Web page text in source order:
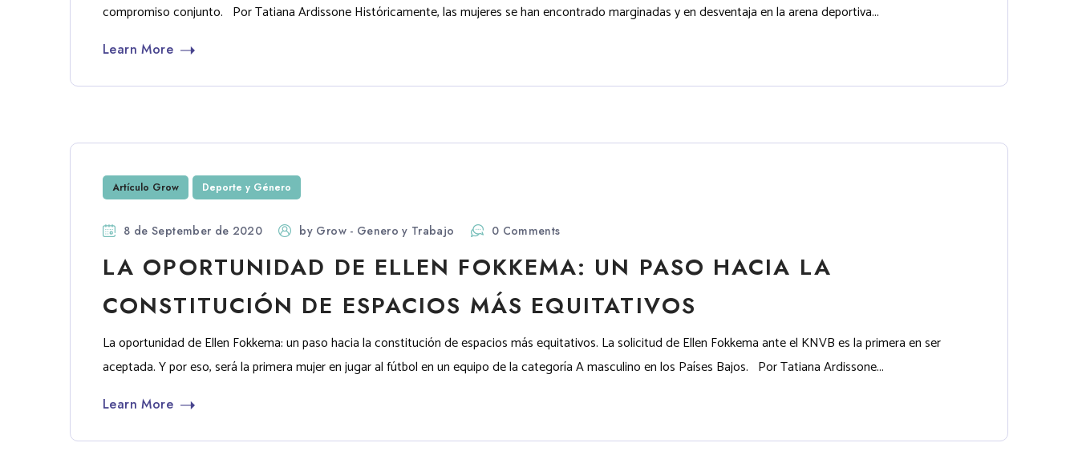
compromiso conjunto. Por Tatiana Ardissone Históricamente, las mujeres se han encontrado marginadas y en desventaja en la arena deportiva...
Learn More
Artículo Grow Deporte y Género
8 de September de 2020 by Grow - Genero y Trabajo 0 Comments
LA OPORTUNIDAD DE ELLEN FOKKEMA: UN PASO HACIA LA
CONSTITUCIÓN DE ESPACIOS MÁS EQUITATIVOS
La oportunidad de Ellen Fokkema: un paso hacia la constitución de espacios más equitativos. La solicitud de Ellen Fokkema ante el KNVB es la primera en ser
aceptada. Y por eso, será la primera mujer en jugar al fútbol en un equipo de la categoría A masculino en los Países Bajos. Por Tatiana Ardissone...
Learn More